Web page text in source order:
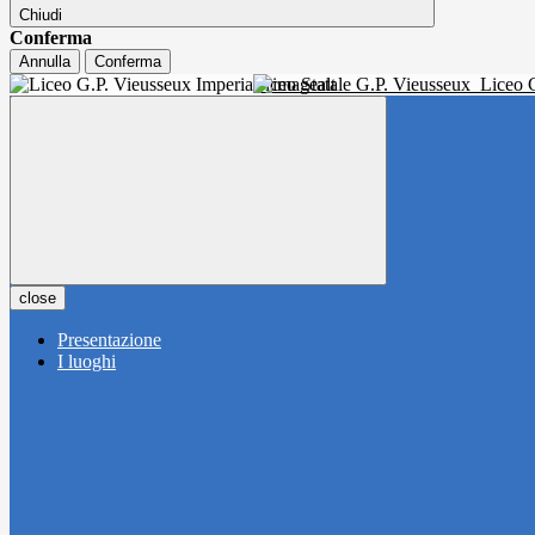
Chiudi
Conferma
Annulla Conferma
Liceo Statale G.P. Vieusseux Liceo
close
Presentazione
I luoghi